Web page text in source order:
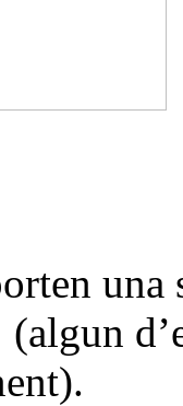
una
(algun